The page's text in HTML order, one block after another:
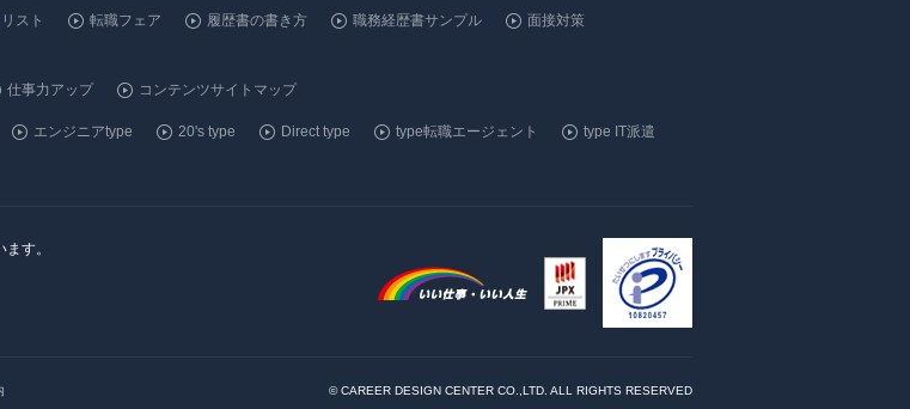
スト 転職フェア 履歴書の書き方 職務経歴書サンプル
面接対策
仕事力アップ コンテンツサイトマップ
エンジニアtype 20's type Direct type type転職エージェント
type IT派遣
す。
© CAREER DESIGN CENTER CO.,LTD. ALL RIGHTS RESERVED